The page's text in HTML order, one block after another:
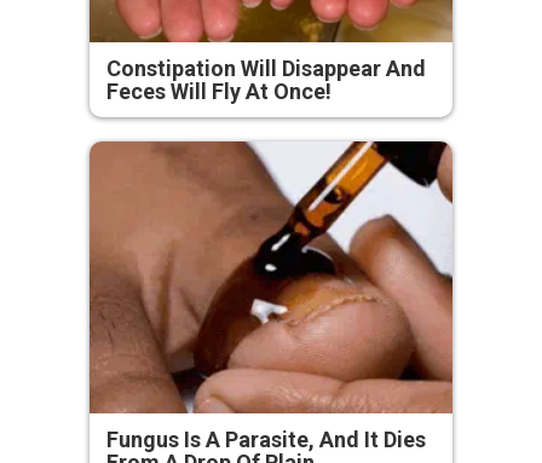
Constipation Will Disappear And
Feces Will Fly At Once!
Fungus Is A Parasite, And It Dies